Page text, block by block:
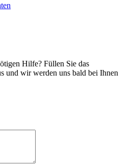
Hilfe? Füllen Sie das
und wir werden uns bald bei Ihnen